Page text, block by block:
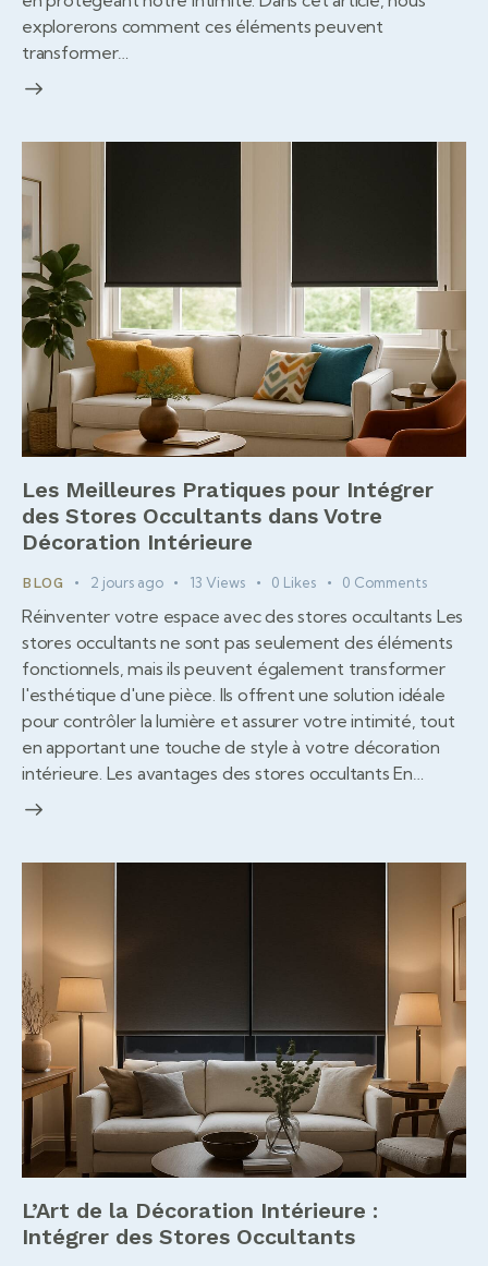
explorerons comment ces éléments peuvent
transformer…
Les Meilleures Pratiques pour Intégrer
des Stores Occultants dans Votre
Décoration Intérieure
BLOG 2 jours ago 13 Views 0 Likes 0 Comments
Réinventer votre espace avec des stores occultants Les
stores occultants ne sont pas seulement des éléments
fonctionnels, mais ils peuvent également transformer
l'esthétique d'une pièce. Ils offrent une solution idéale
pour contrôler la lumière et assurer votre intimité, tout
en apportant une touche de style à votre décoration
intérieure. Les avantages des stores occultants En…
L’Art de la Décoration Intérieure :
Intégrer des Stores Occultants